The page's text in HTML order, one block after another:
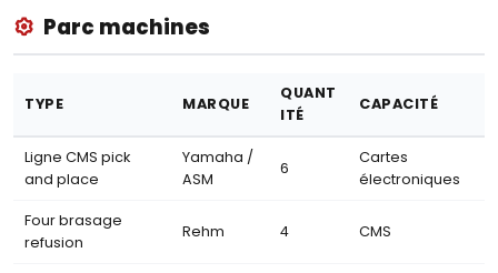
Parc machines
TYPE MARQUE
QUANT
ITÉ
CAPACITÉ
Ligne CMS pick
and place
Yamaha /
ASM
6
Cartes
électroniques
Four brasage
refusion
Rehm 4 CMS